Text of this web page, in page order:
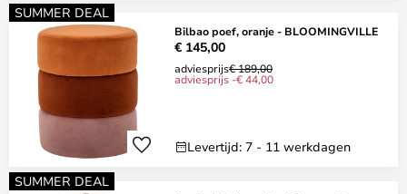
SUMMER DEAL
Bilbao poef, oranje - BLOOMINGVILLE
€ 145,00
adviesprijs€ 189,00
adviesprijs -€ 44,00
Levertijd: 7 - 11 werkdagen
SUMMER DEAL